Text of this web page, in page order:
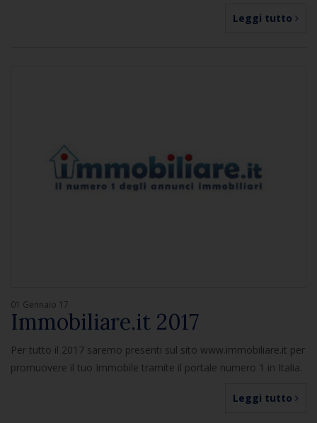
Leggi tutto
01 Gennaio 17
Immobiliare.it 2017
Per tutto il 2017 saremo presenti sul sito www.immobiliare.it per
promuovere il tuo Immobile tramite il portale numero 1 in Italia.
Leggi tutto